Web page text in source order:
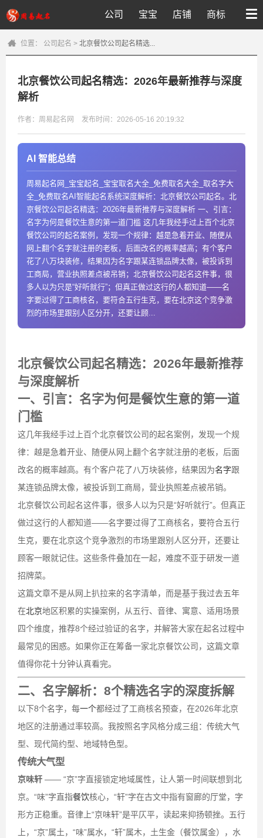
公司 宝宝 店铺 商标
位置： 公司起名 > 北京餐饮公司起名精选...
北京餐饮公司起名精选：2026年最新推荐与深度
解析
作者：周易起名网 发布时间：2026-05-16 20:19:32
AI 智能总结
周易起名网_宝宝起名_宝宝取名大全_免费取名大全_取名字大
全_免费取名AI智能起名系统深度解析：北京餐饮公司起名。北
京餐饮公司起名精选：2026年最新推荐与深度解析 一、引言：
名字为何是餐饮生意的第一道门槛 这几年我经手过上百个北京
餐饮公司的起名案例，发现一个规律：越是急着开业、随便从
网上翻个名字就注册的老板，后面改名的概率越高；有个客户
花了八万块装修，结果因为名字跟某连锁品牌太像，被投诉到
工商局，营业执照差点被吊销；北京餐饮公司起名这件事，很
多人以为只是“好听就行”；但真正做过这行的人都知道——名
字要过得了工商核名，要符合五行生克，要在北京这个竞争激
烈的市场里跟别人区分开，还要让顾...
北京餐饮公司起名精选：2026年最新推荐
与深度解析
一、引言：名字为何是餐饮生意的第一道
门槛
这几年我经手过上百个北京餐饮公司的起名案例，发现一个规
律：越是急着开业、随便从网上翻个名字就注册的老板，后面
改名的概率越高。有个客户花了八万块装修，结果因为名字跟
某连锁品牌太像，被投诉到工商局，营业执照差点被吊销。
北京餐饮公司起名这件事，很多人以为只是“好听就行”。但真正
做过这行的人都知道——名字要过得了工商核名，要符合五行
生克，要在北京这个竞争激烈的市场里跟别人区分开，还要让
顾客一眼就记住。这些条件叠加在一起，难度不亚于研发一道
招牌菜。
这篇文章不是从网上扒拉来的名字清单，而是基于我过去五年
在北京地区积累的实操案例，从五行、音律、寓意、适用场景
四个维度，推荐8个经过验证的名字，并解答大家在起名过程中
最常见的困惑。如果你正在筹备一家北京餐饮公司，这篇文章
值得你花十分钟认真看完。
二、名字解析：8个精选名字的深度拆解
以下8个名字，每一个都经过了工商核名预查，在2026年北京
地区的注册通过率较高。我按照名字风格分成三组：传统大气
型、现代简约型、地域特色型。
传统大气型
京味轩 —— “京”字直接锁定地域属性，让人第一时间联想到北
京。“味”字直指餐饮核心，“轩”字在古文中指有窗廊的厅堂，字
形方正稳重。音律上“京味轩”是平仄平，读起来抑扬顿挫。五行
上，“京”属土，“味”属水，“轩”属木，土生金（餐饮属金），水